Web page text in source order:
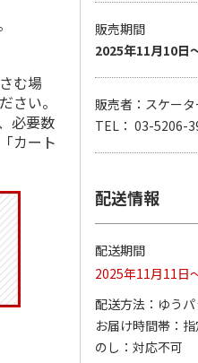
ふわっとフタタイト
ランチボックス角型
パペットスンスン
コーデュロイ生
キティ KCOB2
2,200円
(送料別・税込)
む場
さい。
必要数
カート
販売期間
2025年11月10日
販売者：スケー
TEL： 03-5206-
配送情報
配送期間
2025年11月11日
配送方法
ゆう
お届け時間帯
のし
対応不可